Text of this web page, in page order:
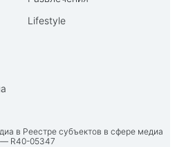
Lifestyle
в Реестре субъектов в сфере медиа
— R40-05347